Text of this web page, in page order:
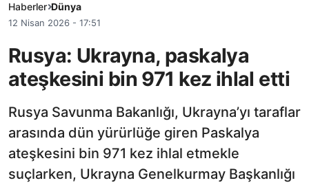
Haberler Dünya
12 Nisan 2026 - 17:51
Rusya: Ukrayna, paskalya
ateşkesini bin 971 kez ihlal etti
Rusya Savunma Bakanlığı, Ukrayna’yı taraflar
arasında dün yürürlüğe giren Paskalya
ateşkesini bin 971 kez ihlal etmekle
suçlarken, Ukrayna Genelkurmay Başkanlığı